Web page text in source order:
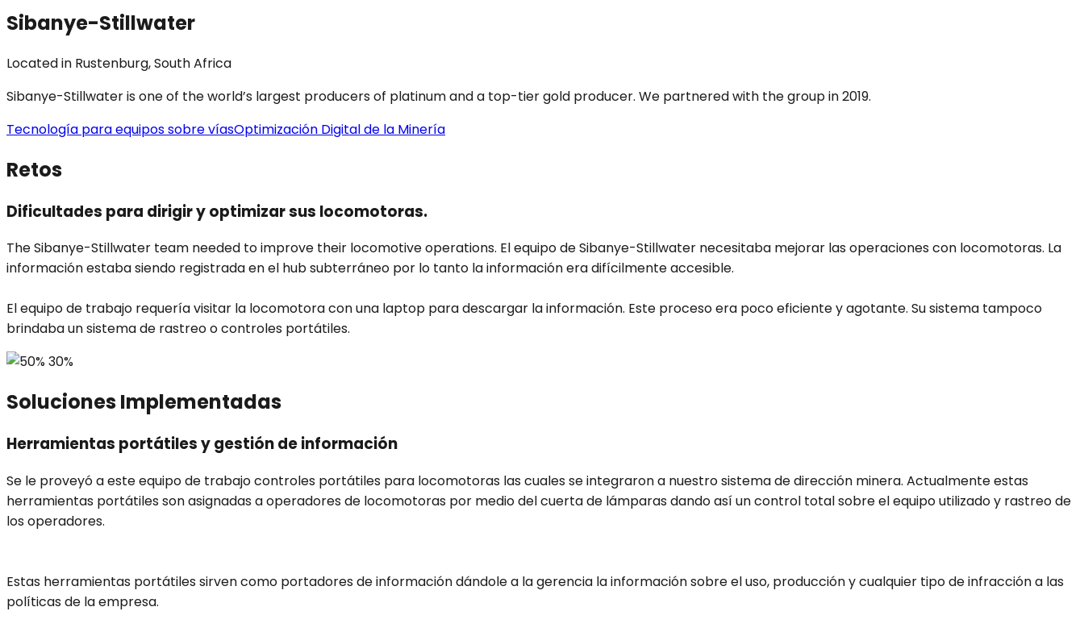
Sibanye-Stillwater
Located in Rustenburg, South Africa
Sibanye-Stillwater is one of the world’s largest producers of platinum and a top-tier gold producer. We partnered with the group in 2019.
Tecnología para equipos sobre víasOptimización Digital de la Minería
Retos
Dificultades para dirigir y optimizar sus locomotoras.
The Sibanye-Stillwater team needed to improve their locomotive operations. El equipo de Sibanye-Stillwater necesitaba mejorar las operaciones con locomotoras. La
información estaba siendo registrada en el hub subterráneo por lo tanto la información era difícilmente accesible.
El equipo de trabajo requería visitar la locomotora con una laptop para descargar la información. Este proceso era poco eficiente y agotante. Su sistema tampoco
brindaba un sistema de rastreo o controles portátiles.
Soluciones Implementadas
Herramientas portátiles y gestión de información
Se le proveyó a este equipo de trabajo controles portátiles para locomotoras las cuales se integraron a nuestro sistema de dirección minera. Actualmente estas
herramientas portátiles son asignadas a operadores de locomotoras por medio del cuerta de lámparas dando así un control total sobre el equipo utilizado y rastreo de
los operadores.
Estas herramientas portátiles sirven como portadores de información dándole a la gerencia la información sobre el uso, producción y cualquier tipo de infracción a las
políticas de la empresa.